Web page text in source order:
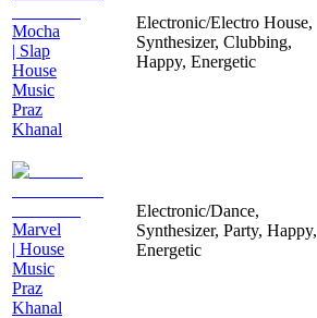
Mocha
| Slap
House
Music
Praz
Khanal
Electronic/Electro House,
Synthesizer, Clubbing,
Happy, Energetic
Marvel
| House
Music
Praz
Khanal
Electronic/Dance,
Synthesizer, Party, Happy,
Energetic